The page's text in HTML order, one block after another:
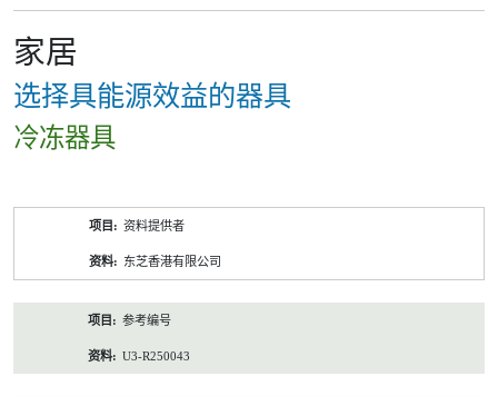
家居
选择具能源效益的器具
冷冻器具
资料提供者
东芝香港有限公司
参考编号
U3-R250043